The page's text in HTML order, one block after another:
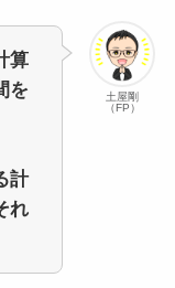
土屋剛
（FP）
算
を
計
れ